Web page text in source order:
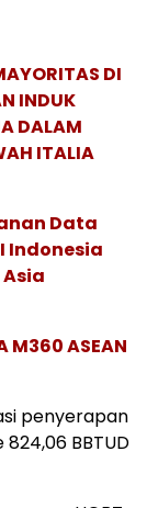
DI
INDUK
DALAM
ITALIA
Data
Indonesia
ASEAN
penyerapan
BBTUD